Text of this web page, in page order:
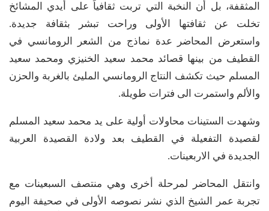
المثقفة، بل أن النخبة التي تربت ثقافياً على أيدي المشائخ
تخلت عن ثقافتها الأولى وراحت تبشر بثقافة جديدة.
واستعرض المحاضر عدة نماذج من الشعر الرومانسي في
القطيف من بينها قصائد محمد سعيد الخنيزي ومحمد سعيد
المسلم حيث تكشف النتاج الرومانسي المليئ بالغربة والحزن
والألم واستمرت الى فترات طويلة.
وشهدت الستينات محاولات أولية على يد محمد سعيد المسلم
لقصيدة التفعيلة في القطيف بعد ولادة القصيدة العربية
الجديدة في الاربعينات.
وانتقل المحاضر لمرحلة أخرى وهي منتصف السبعينات مع
تجربة عمر الشيخ الذي نشر نصوصه الأولى في صحيفة اليوم